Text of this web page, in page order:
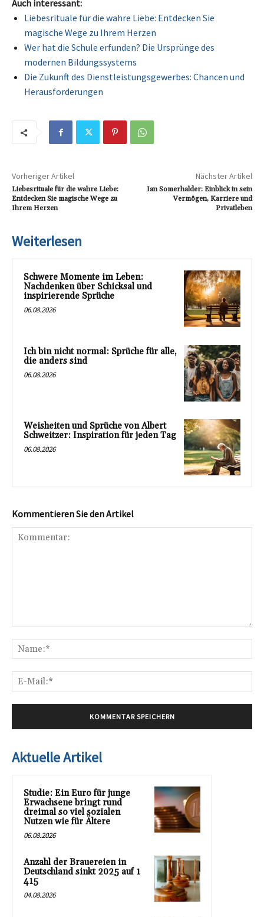
Auch interessant:
Liebesrituale für die wahre Liebe: Entdecken Sie
magische Wege zu Ihrem Herzen
Wer hat die Schule erfunden? Die Ursprünge des
modernen Bildungssystems
Die Zukunft des Dienstleistungsgewerbes: Chancen und
Herausforderungen
Vorheriger Artikel
Liebesrituale für die wahre Liebe:
Entdecken Sie magische Wege zu
Ihrem Herzen
Nächster Artikel
Ian Somerhalder: Einblick in sein
Vermögen, Karriere und
Privatleben
Weiterlesen
Schwere Momente im Leben:
Nachdenken über Schicksal und
inspirierende Sprüche
06.08.2026
Ich bin nicht normal: Sprüche für alle,
die anders sind
06.08.2026
Weisheiten und Sprüche von Albert
Schweitzer: Inspiration für jeden Tag
06.08.2026
Kommentieren Sie den Artikel
Aktuelle Artikel
Studie: Ein Euro für junge
Erwachsene bringt rund
dreimal so viel sozialen
Nutzen wie für Ältere
06.08.2026
Anzahl der Brauereien in
Deutschland sinkt 2025 auf 1
415
04.08.2026